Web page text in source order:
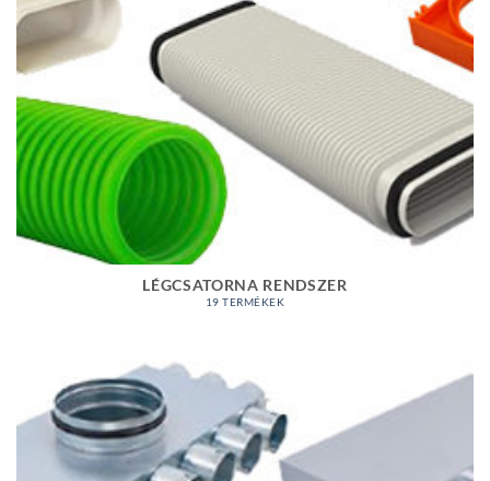
LÉGCSATORNA RENDSZER
19 TERMÉKEK